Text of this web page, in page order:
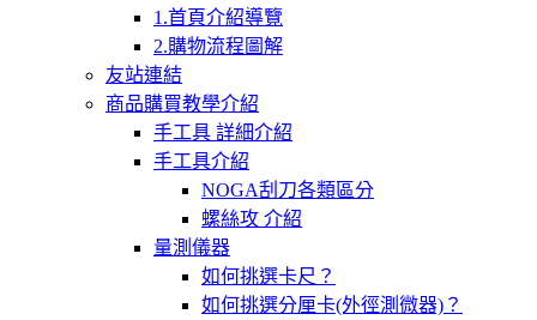
1.首頁介紹導覽
2.購物流程圖解
友站連結
商品購買教學介紹
手工具 詳細介紹
手工具介紹
NOGA刮刀各類區分
螺絲攻 介紹
量測儀器
如何挑選卡尺？
如何挑選分厘卡(外徑測微器)？